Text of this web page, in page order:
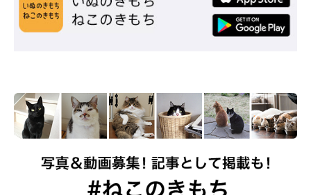
参考・写真／「ねこのきもち」2019年10月号『“できない”も “できてるつも